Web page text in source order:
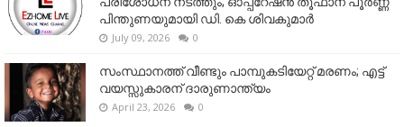
പിന്തുണയുമായി ഡി. കെ ശിവകുമാർ
July 09, 2026 0
സംസ്ഥാനത്ത് വീണ്ടും പാമ്പുകടിയേറ്റ് മരണം; എട്ട്
വയസ്സുകാരന് ദാരുണാന്ത്യം
April 23, 2026 0